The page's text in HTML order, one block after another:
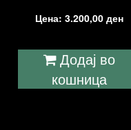
Цена:3.200,00ден
Додај во
кошница